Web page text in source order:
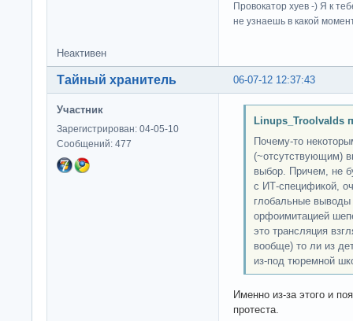
Провокатор хуев -) Я к
не узнаешь в какой
Неактивен
06-07-12 12:37:43
Тайный хранитель
Участник
Зарегистрирован: 04-05-10
Сообщений: 477
Linups_Troolvalds
Почему-то
(~отсутствующим)
выбор. Причем, не
с ИТ-спецификой,
глобальные выводы
орфоимитацией
это трансляция
вообще) то ли из
из-под тюремной
Именно из-за этого и
протеста.